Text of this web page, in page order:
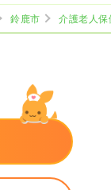
鈴鹿市
介護老人